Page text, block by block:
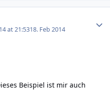
at 21:5318. Feb 2014
Beispiel ist mir auch